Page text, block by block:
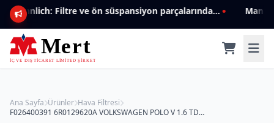
Mannlich: Filtre ve ön süspansiyon parçalarında genişleyen ürün yelpazesiyle kalite ve güven.
Ana Sayfa Ürünler Hava Filtresi
F026400391 6R0129620A VOLKSWAGEN POLO V 1.6 TDİ YM HAVA FİLTRESİ